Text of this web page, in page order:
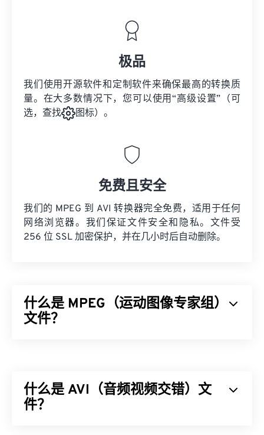
极品
我们使用开源软件和定制软件来确保最高的转换质
量。在大多数情况下，您可以使用“高级设置”（可
选，查找
图标）。
免费且安全
我们的 MPEG 到 AVI 转换器完全免费，适用于任何
网络浏览器。我们保证文件安全和隐私。文件受
256 位 SSL 加密保护，并在几小时后自动删除。
什么是 MPEG（运动图像专家组）
文件？
好的小型文件。MPEG 文件扩展名与MPEG-1格式最
为接近。
什么是 AVI（音频视频交错）文
件？